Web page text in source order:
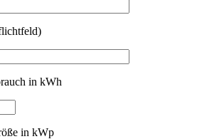
in kWh
in kWp